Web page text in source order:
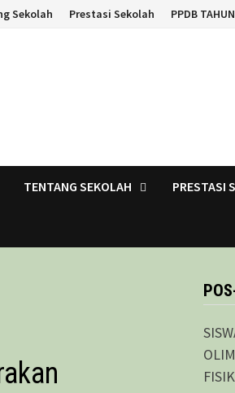
Sekolah Prestasi Sekolah PPDB
TENTANG SEKOLAH PRESTASI